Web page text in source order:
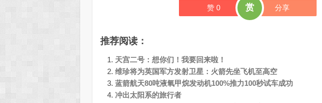
赞 0 赏 分享
推荐阅读：
天宫二号：想你们！我要回来啦！
维珍将为英国军方发射卫星：火箭先坐飞机至高空
蓝箭航天80吨液氧甲烷发动机100%推力100秒试车成功
冲出太阳系的旅行者